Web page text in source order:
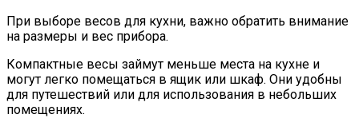
При выборе весов для кухни, важно обратить внимание
на размеры и вес прибора.
Компактные весы займут меньше места на кухне и
могут легко помещаться в ящик или шкаф. Они удобны
для путешествий или для использования в небольших
помещениях.